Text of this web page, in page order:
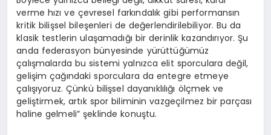
verme hızı ve çevresel farkındalık gibi performansın
kritik bilişsel bileşenleri de değerlendirilebiliyor. Bu da
klasik testlerin ulaşamadığı bir derinlik kazandırıyor. Şu
anda federasyon bünyesinde yürüttüğümüz
çalışmalarda bu sistemi yalnızca elit sporculara değil,
gelişim çağındaki sporculara da entegre etmeye
çalışıyoruz. Çünkü bilişsel dayanıklılığı ölçmek ve
geliştirmek, artık spor biliminin vazgeçilmez bir parçası
haline gelmeli” şeklinde konuştu.